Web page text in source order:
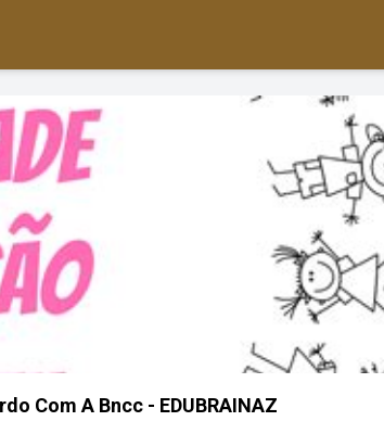
Com A Bncc - EDUBRAINAZ